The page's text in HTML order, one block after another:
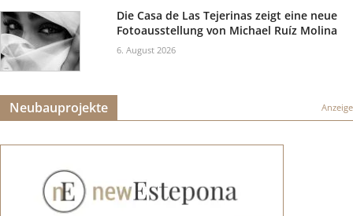
Die Casa de Las Tejerinas zeigt eine neue
Fotoausstellung von Michael Ruíz Molina
6. August 2026
Neubauprojekte Anzeige